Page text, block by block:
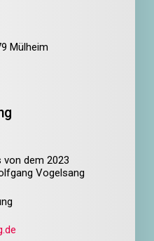
Mülheim
von dem 2023
Vogelsang